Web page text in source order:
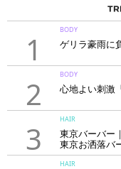
1
BODY
ゲリラ豪雨に
2
BODY
心地よい刺激
3
HAIR
東京バーバー
東京お洒落バ
HAIR